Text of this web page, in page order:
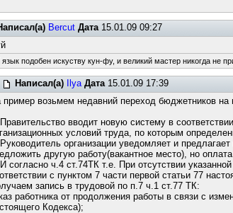
Bercut Дата15.01.09 09:27
язык подобен искуству кун-фу, и великий мастер никогда не
Написал(а) Ilya Дата15.01.09 17:39
пример возьмем недавний переход бюджетников
вводит новую систему в
условий труда, по которым
организации уведомляет и
другую работу(вакантное место), но
согласно ч.4 ст.74ТК т.е. При отсутствии
с пунктом 7 части первой статьи 77
запись в трудовой по п.7 ч.1 ст.77 ТК:
работника от продолжения работы в связи с
Кодекса);